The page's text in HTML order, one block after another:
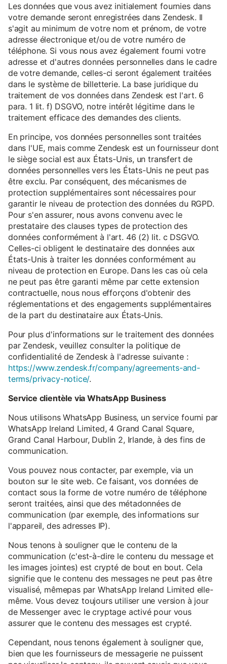
Les données que vous avez initialement fournies dans
votre demande seront enregistrées dans Zendesk. Il
s'agit au minimum de votre nom et prénom, de votre
adresse électronique et/ou de votre numéro de
téléphone. Si vous nous avez également fourni votre
adresse et d'autres données personnelles dans le cadre
de votre demande, celles-ci seront également traitées
dans le système de billetterie. La base juridique du
traitement de vos données dans Zendesk est l'art. 6
para. 1 lit. f) DSGVO, notre intérêt légitime dans le
traitement efficace des demandes des clients.
En principe, vos données personnelles sont traitées
dans l'UE, mais comme Zendesk est un fournisseur dont
le siège social est aux États-Unis, un transfert de
données personnelles vers les États-Unis ne peut pas
être exclu. Par conséquent, des mécanismes de
protection supplémentaires sont nécessaires pour
garantir le niveau de protection des données du RGPD.
Pour s'en assurer, nous avons convenu avec le
prestataire des clauses types de protection des
données conformément à l'art. 46 (2) lit. c DSGVO.
Celles-ci obligent le destinataire des données aux
États-Unis à traiter les données conformément au
niveau de protection en Europe. Dans les cas où cela
ne peut pas être garanti même par cette extension
contractuelle, nous nous efforçons d'obtenir des
réglementations et des engagements supplémentaires
de la part du destinataire aux États-Unis.
Pour plus d'informations sur le traitement des données
par Zendesk, veuillez consulter la politique de
confidentialité de Zendesk à l'adresse suivante :
https://www.zendesk.fr/company/agreements-and-
terms/privacy-notice/.
Service clientèle via WhatsApp Business
Nous utilisons WhatsApp Business, un service fourni par
WhatsApp Ireland Limited, 4 Grand Canal Square,
Grand Canal Harbour, Dublin 2, Irlande, à des fins de
communication.
Vous pouvez nous contacter, par exemple, via un
bouton sur le site web. Ce faisant, vos données de
contact sous la forme de votre numéro de téléphone
seront traitées, ainsi que des métadonnées de
communication (par exemple, des informations sur
l'appareil, des adresses IP).
Nous tenons à souligner que le contenu de la
communication (c'est-à-dire le contenu du message et
les images jointes) est crypté de bout en bout. Cela
signifie que le contenu des messages ne peut pas être
visualisé, mêmepas par WhatsApp Ireland Limited elle-
même. Vous devez toujours utiliser une version à jour
de Messenger avec le cryptage activé pour vous
assurer que le contenu des messages est crypté.
Cependant, nous tenons également à souligner que,
bien que les fournisseurs de messagerie ne puissent